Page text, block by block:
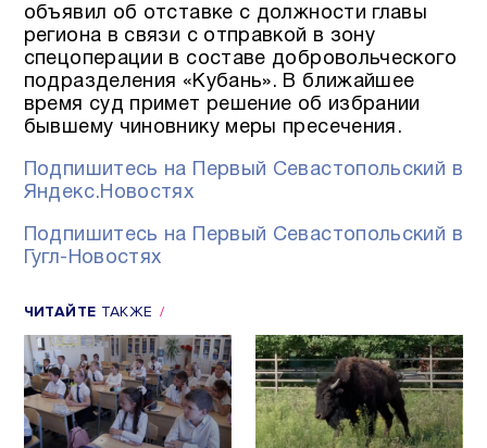
объявил об отставке с должности главы
региона в связи с отправкой в зону
спецоперации в составе добровольческого
подразделения «Кубань». В ближайшее
время суд примет решение об избрании
бывшему чиновнику меры пресечения.
Подпишитесь на Первый Севастопольский в
Яндекс.Новостях
Подпишитесь на Первый Севастопольский в
Гугл-Новостях
ЧИТАЙТЕ ТАКЖЕ